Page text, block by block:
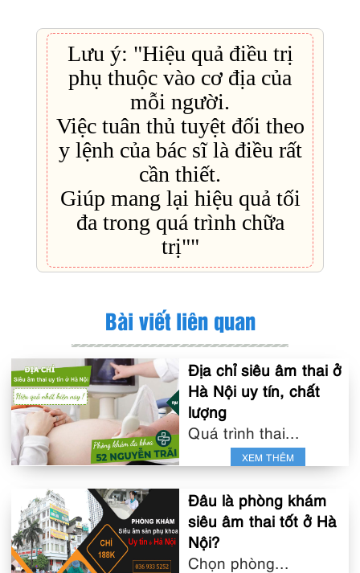
Lưu ý: "Hiệu quả điều trị
phụ thuộc vào cơ địa của
mỗi người.
Việc tuân thủ tuyệt đối theo
y lệnh của bác sĩ là điều rất
cần thiết.
Giúp mang lại hiệu quả tối
đa trong quá trình chữa
trị""
Bài viết liên quan
Địa chỉ siêu âm thai ở
Hà Nội uy tín, chất
lượng
Quá trình thai...
XEM THÊM
Đâu là phòng khám
siêu âm thai tốt ở Hà
Nội?
Chọn phòng...